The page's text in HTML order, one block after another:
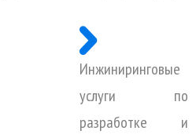
Инжиниринговые
услуги по
разработке и